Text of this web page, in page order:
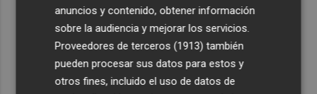
Ferran Torres, recibido con un baño de masas en su
pueblo: "Allá donde voy siempre digo que soy de Foios"
Foios se vuelca con Ferran Torres
anuncios y contenido, obtener información
sobre la audiencia y mejorar los servicios.
Proveedores de terceros (1913) también
pueden procesar sus datos para estos y
otros fines, incluido el uso de datos de